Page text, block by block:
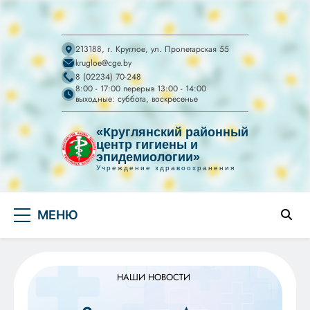
213188, г. Круглое, ул. Пролетарская 55
krugloe@cge.by
8 (02234) 70-248
8:00 - 17:00 перерыв 13:00 - 14:00
выходные: суббота, воскресенье
«Круглянский районный
центр гигиены и
эпидемиологии»
Учреждение здравоохранения
УЗ "Круглянский
райЦГЭ"
УЗ "Круглянский районный центр гигиены и
МЕНЮ
НАШИ НОВОСТИ